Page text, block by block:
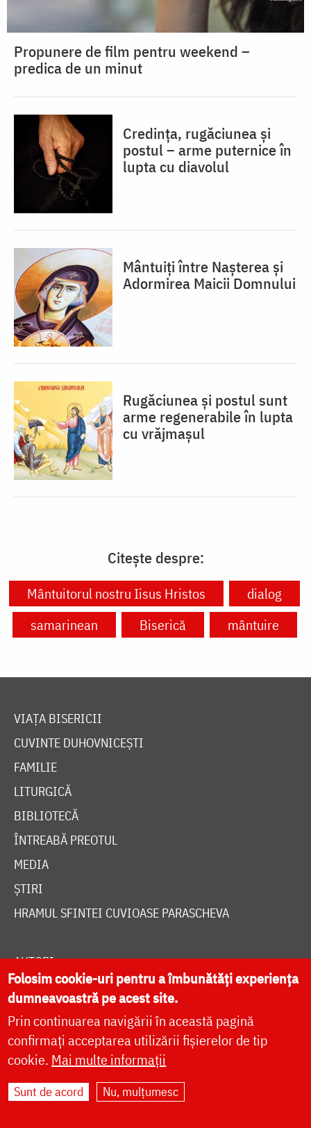
Propunere de film pentru weekend –
predica de un minut
Credința, rugăciunea și
postul – arme puternice în
lupta cu diavolul
Mântuiți între Nașterea și
Adormirea Maicii Domnului
Rugăciunea și postul sunt
arme regenerabile în lupta
cu vrăjmașul
Citește despre:
Mântuitorul nostru Iisus Hristos
dialog
samarinean
Biserică mântuire
VIAȚA BISERICII
CUVINTE DUHOVNICEȘTI
FAMILIE
LITURGICĂ
BIBLIOTECĂ
ÎNTREABĂ PREOTUL
MEDIA
ȘTIRI
HRAMUL SFINTEI CUVIOASE PARASCHEVA
AUTORI
PĂRINȚI DUHOVNICEȘTI
MAICI CU VIAȚĂ DUHOVNICEASCĂ
TEMATICĂ
SINAXAR ALFABETIC
MĂNĂSTIRI ȘI BISERICI
Folosim cookie-uri pentru a îmbunătăți experiența
dumneavoastră pe acest site.
Prin continuarea navigării în această pagină
confirmați acceptarea utilizării fișierelor de tip
cookie. Mai multe informații
Sunt de acord Nu, mulțumesc